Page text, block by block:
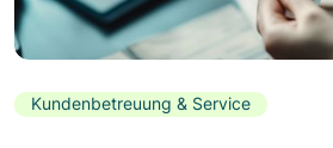
Kundenbetreuung & Service